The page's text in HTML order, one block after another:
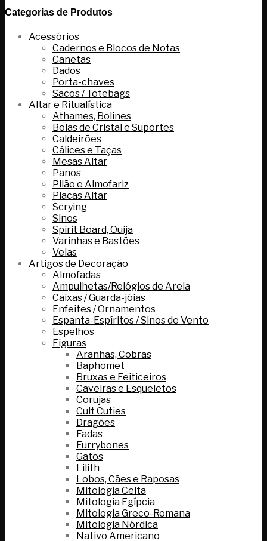
Categorias de Produtos
Acessórios
Cadernos e Blocos de Notas
Canetas
Dados
Porta-chaves
Sacos / Totebags
Altar e Ritualística
Athames, Bolines
Bolas de Cristal e Suportes
Caldeirões
Cálices e Taças
Mesas Altar
Panos
Pilão e Almofariz
Placas Altar
Scrying
Sinos
Spirit Board, Ouija
Varinhas e Bastões
Velas
Artigos de Decoração
Almofadas
Ampulhetas/Relógios de Areia
Caixas / Guarda-jóias
Enfeites / Ornamentos
Espanta-Espíritos / Sinos de Vento
Espelhos
Figuras
Aranhas, Cobras
Baphomet
Bruxas e Feiticeiros
Caveiras e Esqueletos
Corujas
Cult Cuties
Dragões
Fadas
Furrybones
Gatos
Lilith
Lobos, Cães e Raposas
Mitologia Celta
Mitologia Egípcia
Mitologia Greco-Romana
Mitologia Nórdica
Nativo Americano